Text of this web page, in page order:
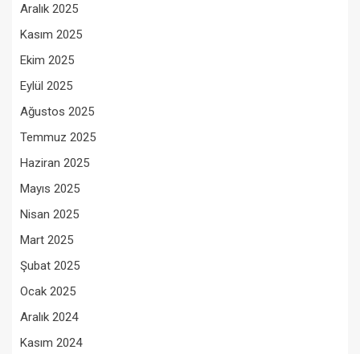
Aralık 2025
Kasım 2025
Ekim 2025
Eylül 2025
Ağustos 2025
Temmuz 2025
Haziran 2025
Mayıs 2025
Nisan 2025
Mart 2025
Şubat 2025
Ocak 2025
Aralık 2024
Kasım 2024